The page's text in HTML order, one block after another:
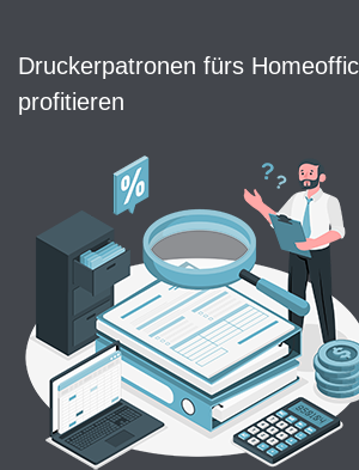
Druckerpatronen fürs
profitieren